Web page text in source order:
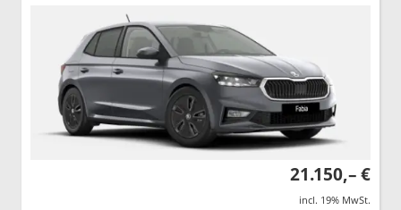
21.150,– €
incl. 19% MwSt.